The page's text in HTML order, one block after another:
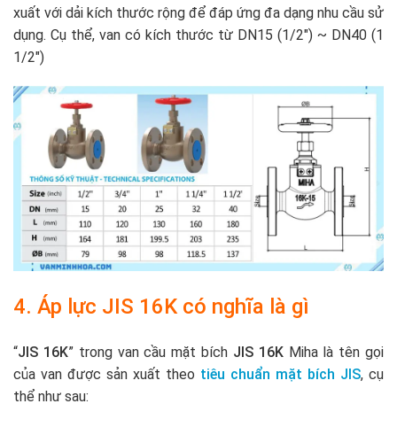
xuất với dải kích thước rộng để đáp ứng đa dạng nhu cầu sử
dụng. Cụ thể, van có kích thước từ DN15 (1/2″) ~ DN40 (1
1/2″)
4. Áp lực JIS 16K có nghĩa là gì
“JIS 16K” trong van cầu mặt bích JIS 16KMiha là tên gọi
của van được sản xuất theo tiêu chuẩn mặt bích JIS, cụ
thể như sau: